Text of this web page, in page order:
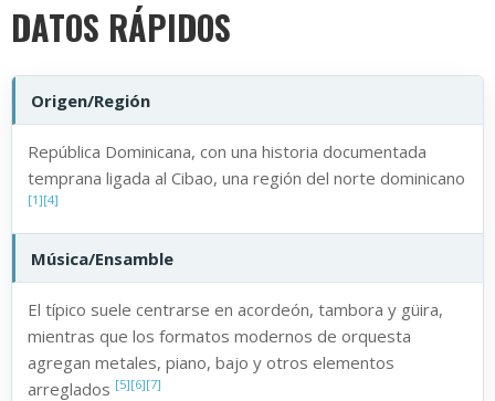
DATOS RÁPIDOS
Origen/Región
República Dominicana, con una historia documentada
temprana ligada al Cibao, una región del norte dominicano
[1][4]
Música/Ensamble
El típico suele centrarse en acordeón, tambora y güira,
mientras que los formatos modernos de orquesta
agregan metales, piano, bajo y otros elementos
arreglados [5][6][7]